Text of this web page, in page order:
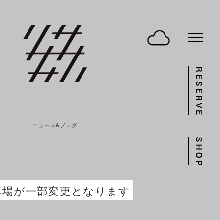
ニュース&ブログ
が一部変更となります